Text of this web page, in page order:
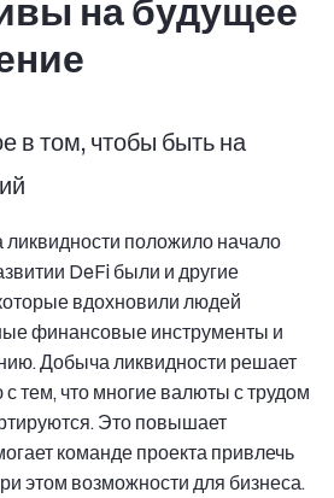
на будущее
в том, чтобы быть на
положило начало
DeFi были и другие
вдохновили людей
финансовые инструменты и
Добыча ликвидности решает
тем, что многие валюты с трудом
Это повышает
команде проекта привлечь
этом возможности для бизнеса.